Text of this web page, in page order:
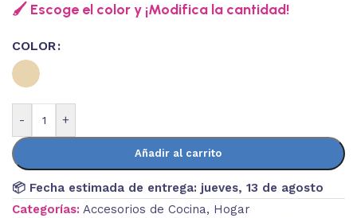
🖌️ Escoge el color y ¡Modifica la cantidad!
COLOR
- +
Añadir al carrito
📦 Fecha estimada de entrega: jueves, 13 de agosto
Categorías: Accesorios de Cocina, Hogar